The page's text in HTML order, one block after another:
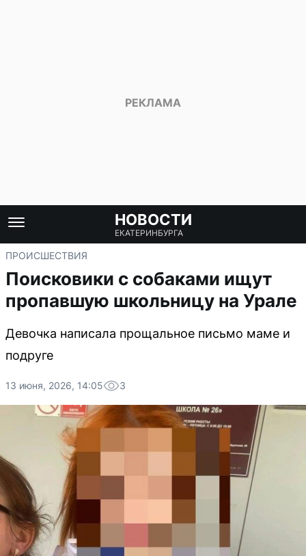
НОВОСТИ
ЕКАТЕРИНБУРГА
ПРОИСШЕСТВИЯ
Поисковики с собаками ищут
пропавшую школьницу на Урале
Девочка написала прощальное письмо маме и
подруге
13 июня, 2026, 14:05 3